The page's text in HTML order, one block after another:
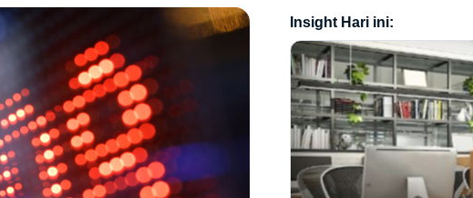
Insight Hari ini: